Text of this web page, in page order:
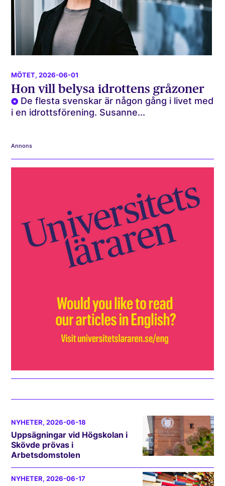
MÖTET, 2026-06-01
Hon vill belysa idrottens gråzoner
De flesta svenskar är någon gång i livet med
i en idrottsförening. Susanne...
Annons
NYHETER, 2026-06-18
Uppsägningar vid Högskolan i
Skövde prövas i
Arbetsdomstolen
NYHETER, 2026-06-17